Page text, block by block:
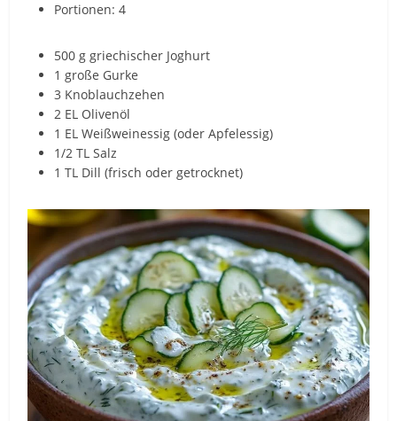
Portionen: 4
500 g griechischer Joghurt
1 große Gurke
3 Knoblauchzehen
2 EL Olivenöl
1 EL Weißweinessig (oder Apfelessig)
1/2 TL Salz
1 TL Dill (frisch oder getrocknet)